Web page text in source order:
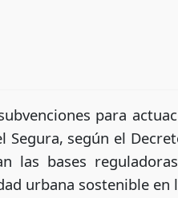
para
Segura, según el
las bases
urbana sostenible en